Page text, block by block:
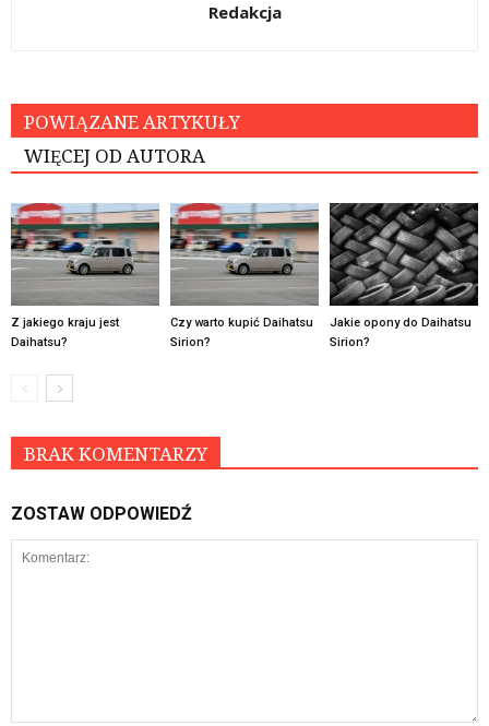
Redakcja
POWIĄZANE ARTYKUŁY
WIĘCEJ OD AUTORA
Z jakiego kraju jest
Daihatsu?
Czy warto kupić Daihatsu
Sirion?
Jakie opony do Daihatsu
Sirion?
BRAK KOMENTARZY
ZOSTAW ODPOWIEDŹ